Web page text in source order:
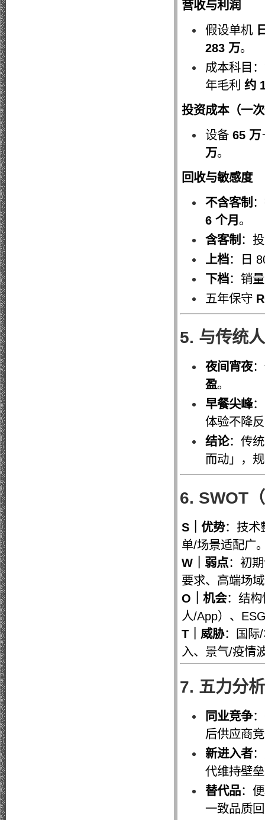
营收与利润
假设单机
283 万。
成本科目
年毛利 约
投资成本（一
设备 65 万
万。
回收与敏感度
不含客制
6 个月 。
含客制 ：
上档：日
下档：销
五年保守
5. 与传统
夜间宵夜
盈。
早餐尖峰
体验不降
结论：传
而动」，
6. SWOT
S｜优势：技术
单/场景适配广
W｜弱点：初
要求、高端场
O｜机会：结构
人/App）、
T｜威胁：国际
入、景气/疫情
7. 五力分
同业竞争
后供应商
新进入者
代维持壁
替代品：
一致品质